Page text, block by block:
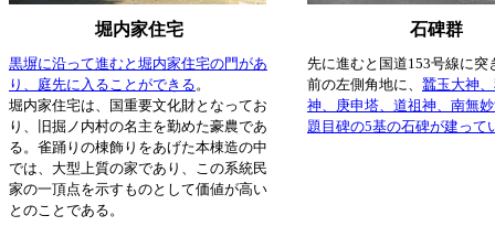
堀内家住宅 石碑群
黒塀に沿って進むと堀内家住宅の門があ
り、庭先に入ることができる。
堀内家住宅は、国重要文化財となってお
り、旧掘ノ内村の名主を勤めた豪農であ
る。雀踊りの棟飾りをあげた本棟造の中
では、大型上質の家であり、この系統民
家の一頂点を示すものとして価値が高い
とのことである。
先に進むと国道153号線に突
前の左側角地に、 蠶玉大神
神、庚申塔、道祖神、南無
題目碑の5基の石碑が建って